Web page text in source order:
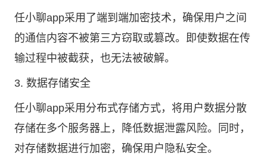
任小聊app采用了端到端加密技术，确保用户之间
的通信内容不被第三方窃取或篡改。即使数据在传
输过程中被截获，也无法被破解。
3. 数据存储安全
任小聊app采用分布式存储方式，将用户数据分散
存储在多个服务器上，降低数据泄露风险。同时，
对存储数据进行加密，确保用户隐私安全。